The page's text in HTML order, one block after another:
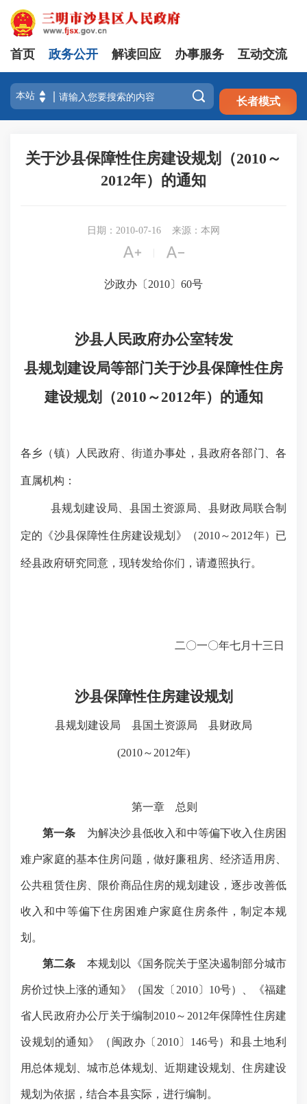
注册 登录
首页 政务公开 解读回应 办事服务 互动交流
 长者模式
关于沙县保障性住房建设规划（2010～
2012年）的通知
日期：2010-07-16 来源：本网
 
沙政办〔 2010〕 60号
沙县人民政府办公室转发
县规划建设局等部门关于沙县保障性住房
建设规划（2010 ～2012年）的通知
各乡（镇）人民政府、街道办事处，县政府各部门、各
直属机构：
县规划建设局、县国土资源局、县财政局联合制
定的《沙县保障性住房建设规划》（2010～ 2012年）已
经县政府研究同意，现转发给你们，请遵照执行。
二〇一〇年七月十三 日
沙县保障性住房建设规划
县规划建设局 县国土资源局 县财政局
(2010～ 2012年)
第一章 总则
第一条 为解决沙县低收入和中等偏下收入住房困
难户家庭的基本住房问题，做好廉租房、经济适用房、
公共租赁住房、限价商品住房的规划建设，逐步改善低
收入和中等偏下住房困难户家庭住房条件，制定本规
划。
第二条 本规划以《国务院关于坚决遏制部分城市
房价过快上涨的通知》（国发〔 2010〕 10号）、《福建
省人民政府办公厅关于编制 2010～ 2012年保障性住房建
设规划的通知》（闽政办〔 2010〕 146号）和县土地利
用总体规划、城市总体规划、近期建设规划、住房建设
规划为依据，结合本县实际，进行编制。